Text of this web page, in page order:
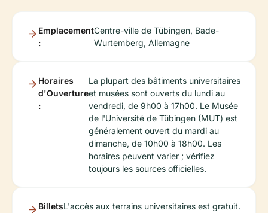
Emplacement
:
Centre-ville de Tübingen, Bade-
Wurtemberg, Allemagne
Horaires
d'Ouverture
:
La plupart des bâtiments universitaires
et musées sont ouverts du lundi au
vendredi, de 9h00 à 17h00. Le Musée
de l'Université de Tübingen (MUT) est
généralement ouvert du mardi au
dimanche, de 10h00 à 18h00. Les
horaires peuvent varier ; vérifiez
toujours les sources officielles.
BilletsL'accès aux terrains universitaires est gratuit.